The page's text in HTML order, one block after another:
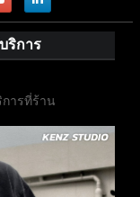
ริการ
การที่ร้าน